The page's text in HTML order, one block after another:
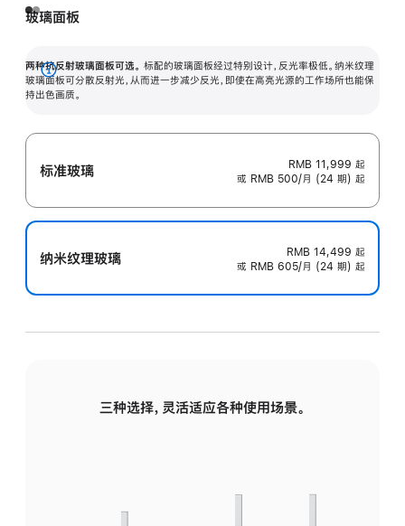
玻璃面板
两种抗反射玻璃面板可选。 标配的玻璃面板经过特别设计，反光率极低。纳米纹理
玻璃面板可分散反射光，从而进一步减少反光，即使在高亮光源的工作场所也能保
持出色画质。
展
开
标准玻璃 RMB 11,999 起
或 RMB 500/月 (24 期) 起
纳米纹理玻璃 RMB 14,499 起
或 RMB 605/月 (24 期) 起
三种选择，灵活适应各种使用场景。